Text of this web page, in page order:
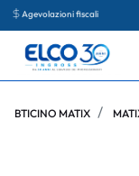
Agevolazioni fiscali
BTICINO MATIX